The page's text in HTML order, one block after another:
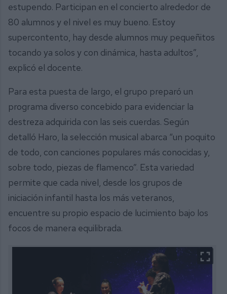
estupendo. Participan en el concierto alrededor de
80 alumnos y el nivel es muy bueno. Estoy
supercontento, hay desde alumnos muy pequeñitos
tocando ya solos y con dinámica, hasta adultos”,
explicó el docente.
Para esta puesta de largo, el grupo preparó un
programa diverso concebido para evidenciar la
destreza adquirida con las seis cuerdas. Según
detalló Haro, la selección musical abarca “un poquito
de todo, con canciones populares más conocidas y,
sobre todo, piezas de flamenco”. Esta variedad
permite que cada nivel, desde los grupos de
iniciación infantil hasta los más veteranos,
encuentre su propio espacio de lucimiento bajo los
focos de manera equilibrada.